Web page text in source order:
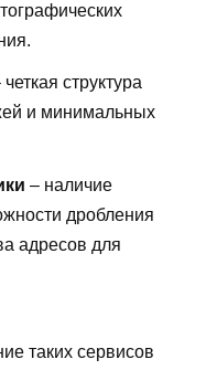
четкая структура
и минимальных
– наличие
дробления
адресов для
таких сервисов